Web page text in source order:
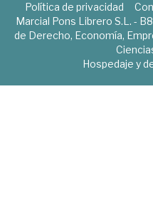
Política de privacidad
Marcial Pons Librero S.L. -
de Derecho, Economía,
Hospedaje y